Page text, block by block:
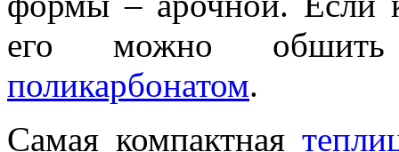
его можно
поликарбонатом.
Самая компактная